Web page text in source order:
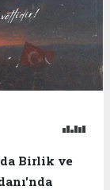
Birlik ve